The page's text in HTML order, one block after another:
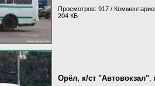
Просмотров: 917 /
204 КБ
Орёл, к/ст "Автовокзал"